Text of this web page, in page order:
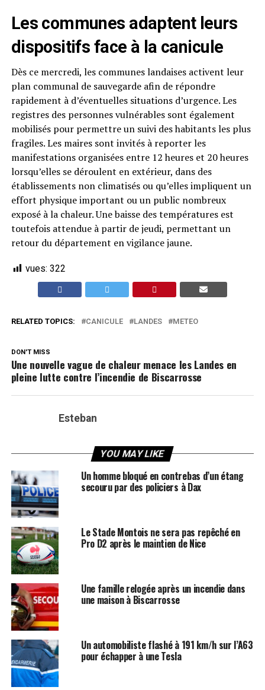
Les communes adaptent leurs
dispositifs face à la canicule
Dès ce mercredi, les communes landaises activent leur
plan communal de sauvegarde afin de répondre
rapidement à d’éventuelles situations d’urgence. Les
registres des personnes vulnérables sont également
mobilisés pour permettre un suivi des habitants les plus
fragiles. Les maires sont invités à reporter les
manifestations organisées entre 12 heures et 20 heures
lorsqu’elles se déroulent en extérieur, dans des
établissements non climatisés ou qu’elles impliquent un
effort physique important ou un public nombreux
exposé à la chaleur. Une baisse des températures est
toutefois attendue à partir de jeudi, permettant un
retour du département en vigilance jaune.
vues: 322
RELATED TOPICS: CANICULE LANDES METEO
DON'T MISS
Une nouvelle vague de chaleur menace les Landes en
pleine lutte contre l’incendie de Biscarrosse
Esteban
YOU MAY LIKE
Un homme bloqué en contrebas d’un étang
secouru par des policiers à Dax
Le Stade Montois ne sera pas repêché en
Pro D2 après le maintien de Nice
Une famille relogée après un incendie dans
une maison à Biscarrosse
Un automobiliste flashé à 191 km/h sur l’A63
pour échapper à une Tesla